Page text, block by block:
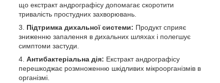
що екстракт андрографісу допомагає скоротити
тривалість простудних захворювань.
Підтримка дихальної системи: Продукт сприяє
зниженню запалення в дихальних шляхах і полегшує
симптоми застуди.
Антибактеріальна дія: Екстракт андрографісу
перешкоджає розмноженню шкідливих мікроорганізмів в
організмі.